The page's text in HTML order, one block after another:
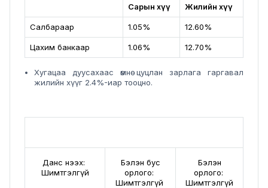
Сарын хүү Жилийн хүү
Салбараар 1.05% 12.60%
Цахим банкаар 1.06% 12.70%
Хугацаа дуусахаас өмнө цуцлан зарлага гаргавал
жилийн хүүг 2.4%-иар тооцно.
Данс нээх:
Шимтгэлгүй
Бэлэн бус
орлого:
Шимтгэлгүй
Бэлэн
орлого:
Шимтгэлгүй